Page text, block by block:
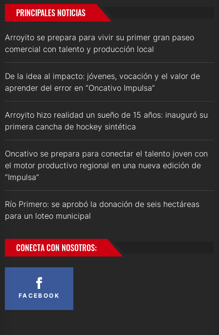
PRINCIPALES NOTICIAS
Arroyito se prepara para vivir su primer gran paseo
comercial con talento y producción local
De la idea al impacto: jóvenes, vocación y el valor de
aprender del error en “Oncativo Impulsa”
Arroyito hizo realidad un sueño de 15 años: inauguró su
primera cancha de hockey sintética
Oncativo se prepara para conectar el talento joven con
el motor productivo regional en una nueva edición de
“Impulsa”
Río Primero: se aprobó la donación de seis hectáreas
para un loteo municipal
CONECTA CON NOSOTROS:
FACEBOOK